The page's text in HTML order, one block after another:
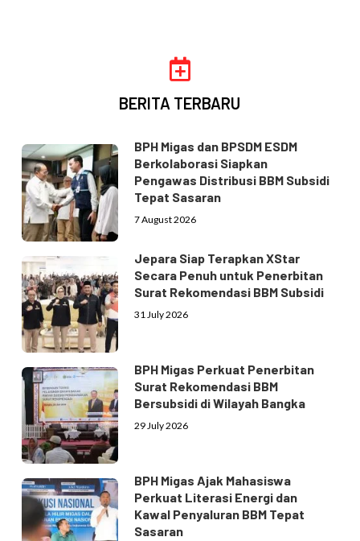
BERITA TERBARU
BPH Migas dan BPSDM ESDM
Berkolaborasi Siapkan
Pengawas Distribusi BBM Subsidi
Tepat Sasaran
7 August 2026
Jepara Siap Terapkan XStar
Secara Penuh untuk Penerbitan
Surat Rekomendasi BBM Subsidi
31 July 2026
BPH Migas Perkuat Penerbitan
Surat Rekomendasi BBM
Bersubsidi di Wilayah Bangka
29 July 2026
BPH Migas Ajak Mahasiswa
Perkuat Literasi Energi dan
Kawal Penyaluran BBM Tepat
Sasaran